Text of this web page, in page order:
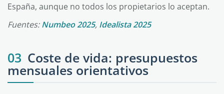
España, aunque no todos los propietarios lo aceptan.
Fuentes:Numbeo 2025, Idealista 2025
03 Coste de vida: presupuestos
mensuales orientativos